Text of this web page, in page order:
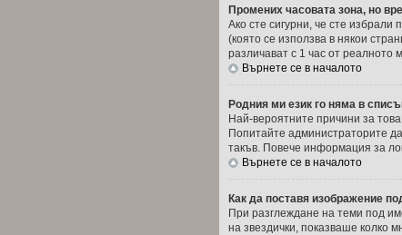
Промених часовата зона, но
Ако сте сигурни, че сте
(която се използва в някои
различават с 1 час от реалното
Върнете се в началото
Родния ми език го няма в
Най-вероятните причини за
Попитайте администраторите
такъв. Повече информация за
Върнете се в началото
Как да поставя изображение
При разглеждане на теми под
на звездички, показваше колко